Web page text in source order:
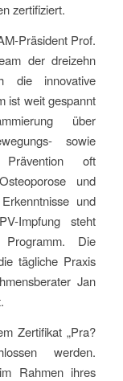
zertifiziert.
Präsident Prof.
der dreizehn
die innovative
ist weit gespannt
über
sowie
oft
und
und
Impfung steht
Die
tägliche Praxis
Jan
Zertifikat „Pra?
werden.
Rahmen ihres